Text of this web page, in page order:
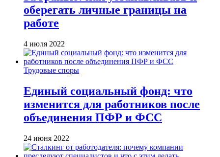
оберегать личные границы на
работе
4 июля 2022
Трудовые споры
Единый социальный фонд: что
изменится для работников после
объединения ПФР и ФСС
24 июня 2022